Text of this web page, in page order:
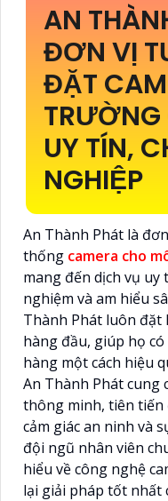
AN
ĐƠN VỊ
ĐẶT
UY TÍN,
NGHIỆP
An Thành Phát là
thống camera cho
mang đến dịch vụ uy
nghiệm và am hiểu
Thành Phát luôn đặt
hàng đầu, giúp họ
hàng một cách hiệu
An Thành Phát cung
thông minh, tiên tiến
cảm giác an ninh và
đội ngũ nhân viên
hiểu về công nghệ
lại giải pháp tốt nhất